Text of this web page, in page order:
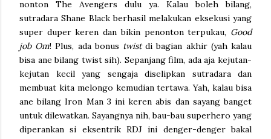
nonton The Avengers dulu ya. Kalau boleh bilang,
sutradara Shane Black berhasil melakukan eksekusi yang
super duper keren dan bikin penonton terpukau, Good
job Om! Plus, ada bonus twistdi bagian akhir (yah kalau
bisa ane bilang twist sih). Sepanjang film, ada aja kejutan-
kejutan kecil yang sengaja diselipkan sutradara dan
membuat kita melongo kemudian tertawa. Yah, kalau bisa
ane bilang Iron Man 3 ini keren abis dan sayang banget
untuk dilewatkan. Sayangnya nih, bau-bau superhero yang
diperankan si eksentrik RDJ ini denger-denger bakal